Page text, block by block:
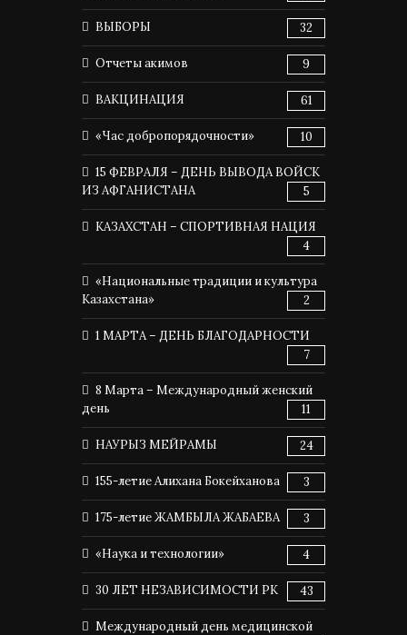
ВЫБОРЫ 32
Отчеты акимов 9
ВАКЦИНАЦИЯ 61
«Час добропорядочности» 10
15 ФЕВРАЛЯ – ДЕНЬ ВЫВОДА ВОЙСК
ИЗ АФГАНИСТАНА
5
КАЗАХСТАН – СПОРТИВНАЯ НАЦИЯ
4
«Национальные традиции и культура
Казахстана»
2
1 МАРТА – ДЕНЬ БЛАГОДАРНОСТИ
7
8 Марта – Международный женский
день
11
НАУРЫЗ МЕЙРАМЫ 24
155-летие Алихана Бокейханова 3
175-летие ЖАМБЫЛА ЖАБАЕВА 3
«Наука и технологии» 4
30 ЛЕТ НЕЗАВИСИМОСТИ РК 43
Международный день медицинской